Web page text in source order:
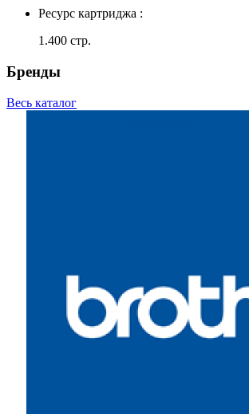
Ресурс картриджа :
1.400 стр.
Бренды
Весь каталог